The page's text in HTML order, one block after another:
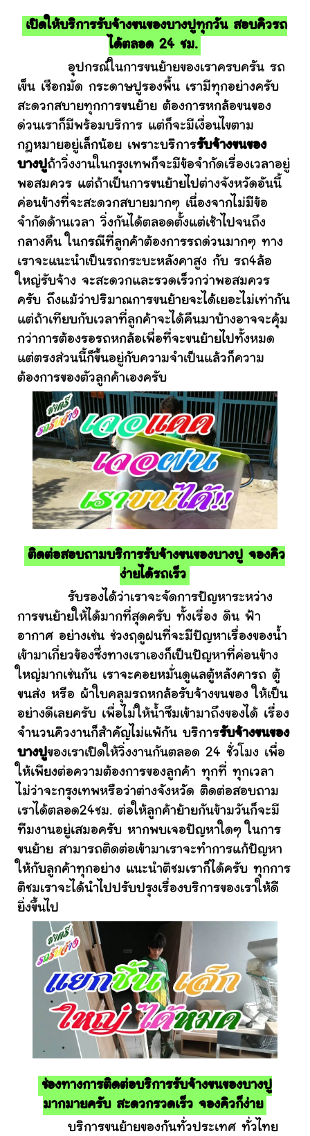
เปิดให้บริการรับจ้างขนของบางปูทุกวัน สอบคิวรถ
ได้ตลอด 24 ชม.
อุปกรณ์ในการขนย้ายของเราครบครัน รถ
เข็น เชือกมัด กระดาษปูรองพื้น เรามีทุกอย่างครับ
สะดวกสบายทุกการขนย้าย ต้องการหกล้อขนของ
ด่วนเราก็มีพร้อมบริการ แต่ก็จะมีเงื่อนไขตาม
กฎหมายอยู่เล็กน้อย เพราะบริการรับจ้างขนของ
บางปูถ้าวิ่งงานในกรุงเทพก็จะมีข้อจำกัดเรื่องเวลาอยู่
พอสมควร แต่ถ้าเป็นการขนย้ายไปต่างจังหวัดอันนี้
ค่อนข้างที่จะสะดวกสบายมากๆ เนื่องจากไม่มีข้อ
จำกัดด้านเวลา วิ่งกันได้ตลอดตั้งแต่เช้าไปจนถึง
กลางคืน ในกรณีที่ลูกค้าต้องการรถด่วนมากๆ ทาง
เราจะแนะนำเป็นรถกระบะหลังคาสูง กับ รถ4ล้อ
ใหญ่รับจ้าง จะสะดวกและรวดเร็วกว่าพอสมควร
ครับ ถึงแม้ว่าปริมาณการขนย้ายจะได้เยอะไม่เท่ากัน
แต่ถ้าเทียบกับเวลาที่ลูกค้าจะได้คืนมาบ้างอาจจะคุ้ม
กว่าการต้องรอรถหกล้อเพื่อที่จะขนย้ายไปทั้งหมด
แต่ตรงส่วนนี้ก็ขึ้นอยู่กับความจำเป็นแล้วก็ความ
ต้องการของตัวลูกค้าเองครับ
ติดต่อสอบถามบริการรับจ้างขนของบางปู จองคิว
ง่ายได้รถเร็ว
รับรองได้ว่าเราจะจัดการปัญหาระหว่าง
การขนย้ายให้ได้มากที่สุดครับ ทั้งเรื่อง ดิน ฟ้า
อากาศ อย่างเช่น ช่วงฤดูฝนที่จะมีปัญหาเรื่องของน้ำ
เข้ามาเกี่ยวข้องซึ่งทางเราเองก็เป็นปัญหาที่ค่อนข้าง
ใหญ่มากเช่นกัน เราจะคอยหมั่นดูแลตู้หลังคารถ ตู้
ขนส่ง หรือ ผ้าใบคลุมรถหกล้อรับจ้างขนของ ให้เป็น
อย่างดีเลยครับ เพื่อไม่ให้น้ำซึมเข้ามาถึงของได้ เรื่อง
จำนวนคิวงานก็สำคัญไม่แพ้กัน บริการรับจ้างขนของ
บางปูของเราเปิดให้วิ่งงานกันตลอด 24 ชั่วโมง เพื่อ
ให้เพียงต่อความต้องการของลูกค้า ทุกที่ ทุกเวลา
ไม่ว่าจะกรุงเทพหรือว่าต่างจังหวัด ติดต่อสอบถาม
เราได้ตลอด24ชม. ต่อให้ลูกค้าย้ายกันข้ามวันก็จะมี
ทีมงานอยู่เสมอครับ หากพบเจอปัญหาใดๆ ในการ
ขนย้าย สามารถติดต่อเข้ามาเราจะทำการแก้ปัญหา
ให้กับลูกค้าทุกอย่าง แนะนำติชมเราก็ได้ครับ ทุกการ
ติชมเราจะได้นำไปปรับปรุงเรื่องบริการของเราให้ดี
ยิ่งขึ้นไป
ช่องทางการติดต่อบริการรับจ้างขนของบางปู
มากมายครับ สะดวกรวดเร็ว จองคิวก็ง่าย
บริการขนย้ายของกันทั่วประเทศ ทั่วไทย